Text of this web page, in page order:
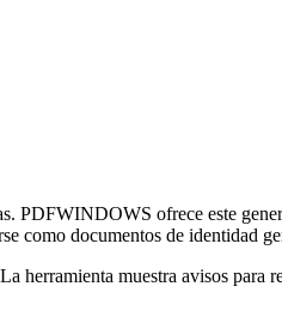
PDFWINDOWS ofrece este
como documentos de identidad
herramienta muestra avisos para